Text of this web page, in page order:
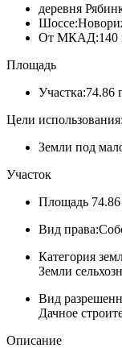
деревня
Шоссе:
От МКАД:140
Площадь
Участка:74.86
Цели использования:
Земли под
Участок
Площадь 74.86
Вид права:
Категория
Земли
Вид
Дачное
Описание